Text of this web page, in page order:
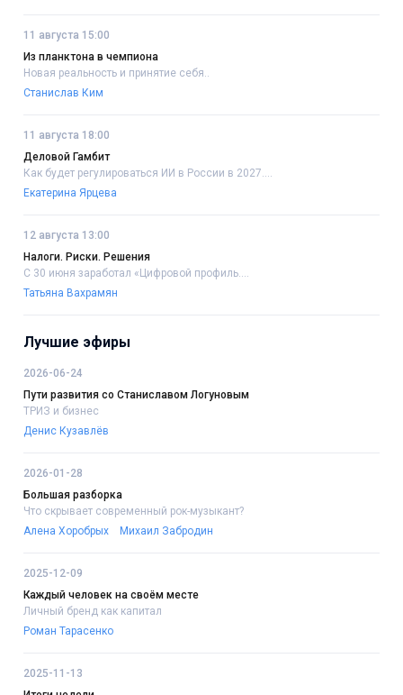
11 августа 15:00
Из планктона в чемпиона
Новая реальность и принятие себя..
Станислав Ким
11 августа 18:00
Деловой Гамбит
Как будет регулироваться ИИ в России в 2027....
Екатерина Ярцева
12 августа 13:00
Налоги. Риски. Решения
С 30 июня заработал «Цифровой профиль....
Татьяна Вахрамян
Лучшие эфиры
2026-06-24
Пути развития со Станиславом Логуновым
ТРИЗ и бизнес
Денис Кузавлёв
2026-01-28
Большая разборка
Что скрывает современный рок-музыкант?
Алена Хоробрых
Михаил Забродин
2025-12-09
Каждый человек на своём месте
Личный бренд как капитал
Роман Тарасенко
2025-11-13